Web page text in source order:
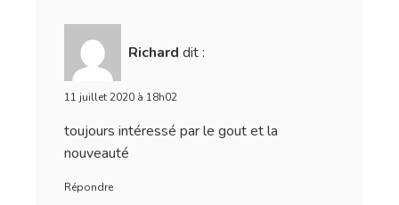
Richard dit :
11 juillet 2020 à 18h02
toujours intéressé par le gout et la
nouveauté
Répondre